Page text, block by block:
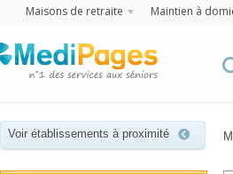
Maisons de retraite Maintien à
Voir établissements à proximité